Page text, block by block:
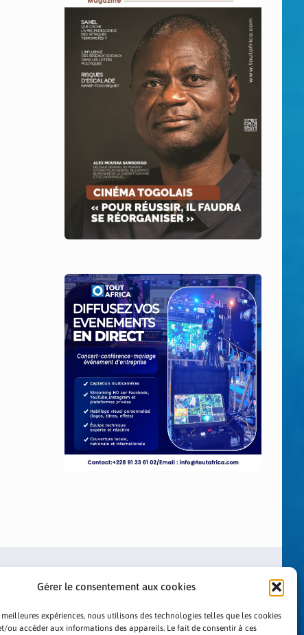
Gérer le consentement aux cookies
expériences, nous utilisons des technologies telles que les cookies
ou accéder aux informations des appareils. Le fait de consentir à ces